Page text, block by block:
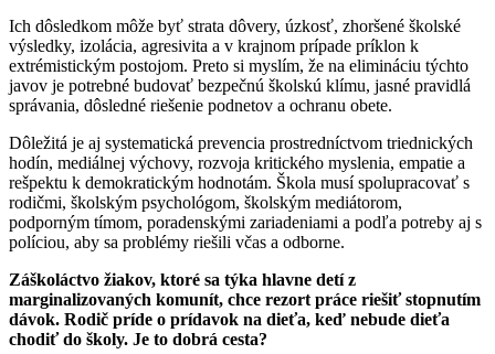
Ich dôsledkom môže byť strata dôvery, úzkosť, zhoršené školské
výsledky, izolácia, agresivita a v krajnom prípade príklon k
extrémistickým postojom. Preto si myslím, že na elimináciu týchto
javov je potrebné budovať bezpečnú školskú klímu, jasné pravidlá
správania, dôsledné riešenie podnetov a ochranu obete.
Dôležitá je aj systematická prevencia prostredníctvom triednických
hodín, mediálnej výchovy, rozvoja kritického myslenia, empatie a
rešpektu k demokratickým hodnotám. Škola musí spolupracovať s
rodičmi, školským psychológom, školským mediátorom,
podporným tímom, poradenskými zariadeniami a podľa potreby aj s
políciou, aby sa problémy riešili včas a odborne.
Záškoláctvo žiakov, ktoré sa týka hlavne detí z
marginalizovaných komunít, chce rezort práce riešiť stopnutím
dávok. Rodič príde o prídavok na dieťa, keď nebude dieťa
chodiť do školy. Je to dobrá cesta?